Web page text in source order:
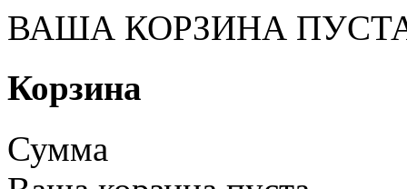
ВАША КОРЗИНА
Корзина
Сумма